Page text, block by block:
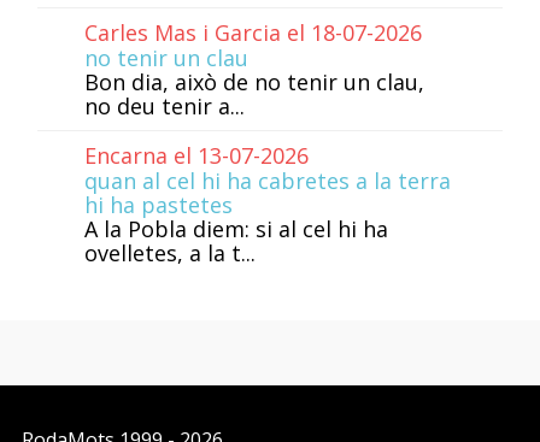
Carles Mas i Garcia el 18-07-2026
no tenir un clau
Bon dia, això de no tenir un clau,
no deu tenir a...
Encarna el 13-07-2026
quan al cel hi ha cabretes a la terra
hi ha pastetes
A la Pobla diem: si al cel hi ha
ovelletes, a la t...